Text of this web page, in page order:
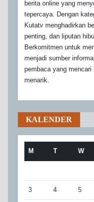
berita online yang
tepercaya. Dengan
Kutatv menghadirkan
penting, dan liputan
Berkomitmen untuk
menjadi sumber
pembaca yang
menarik.
KALENDER
M T W
3 4 5